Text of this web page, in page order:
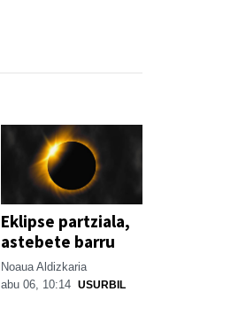
Eklipse partziala,
astebete barru
Noaua Aldizkaria
abu 06, 10:14 USURBIL